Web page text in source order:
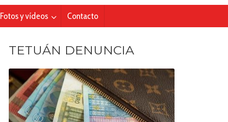
Fotos y vídeos Contacto
TETUÁN DENUNCIA